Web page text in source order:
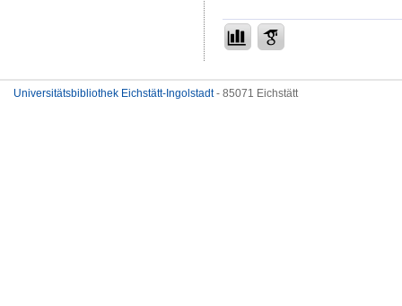
Universitätsbibliothek Eichstätt-Ingolstadt- 85071 Eichstätt